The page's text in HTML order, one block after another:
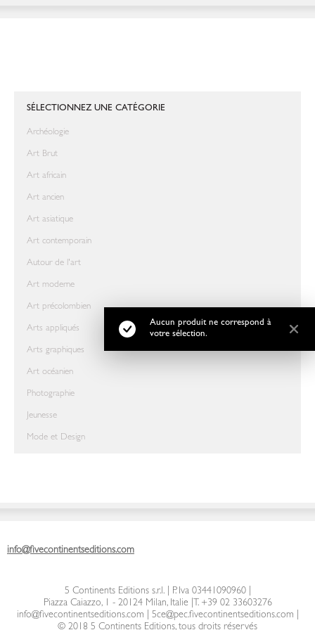
Aucun produit ne correspond à
votre sélection.
SÉLECTIONNEZ UNE CATÉGORIE
Archéologie
Art Brut
Art africain
Art ancien
Art asiatique
Art contemporain
Autour de l'art
Art moderne
Art précolombien
Arts appliqués
Arts graphiques
Art océanien
Photographie
Jeunesse
Mode et Design
info@fivecontinentseditions.com
5 Continents Editions s.r.l.| P. Iva 03441090960 |
Piazza Caiazzo, 1 - 20124 Milan, Italie
T. +39 02 33603276
info@fivecontinentseditions.com
5ce@pec.fivecontinentseditions.com
© 2018 5 Continents Editions, tous droits réservés